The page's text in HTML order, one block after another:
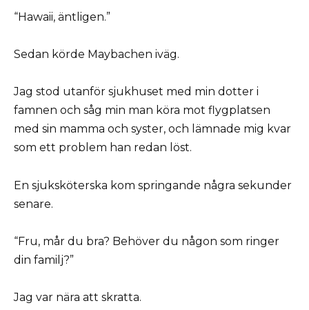
“Hawaii, äntligen.”
Sedan körde Maybachen iväg.
Jag stod utanför sjukhuset med min dotter i
famnen och såg min man köra mot flygplatsen
med sin mamma och syster, och lämnade mig kvar
som ett problem han redan löst.
En sjuksköterska kom springande några sekunder
senare.
“Fru, mår du bra? Behöver du någon som ringer
din familj?”
Jag var nära att skratta.